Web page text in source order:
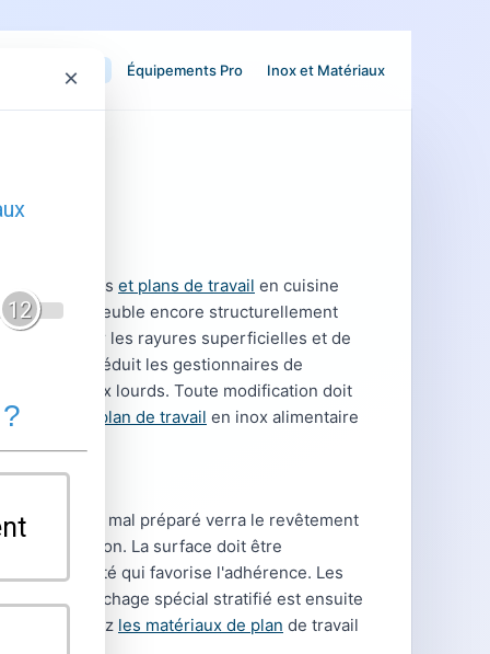
sur stratifié Équipements Pro Inox et Matériaux
les comptoirs et plans de travail en cuisine
un meuble encore structurellement
de masquer les rayures superficielles et de
approche séduit les gestionnaires de
des travaux lourds. Toute modification doit
un plan de travail en inox alimentaire
peinture
mal préparé verra le revêtement
restauration. La surface doit être
rugosité qui favorise l'adhérence. Les
d'accrochage spécial stratifié est ensuite
Comparez les matériaux de plan de travail
×